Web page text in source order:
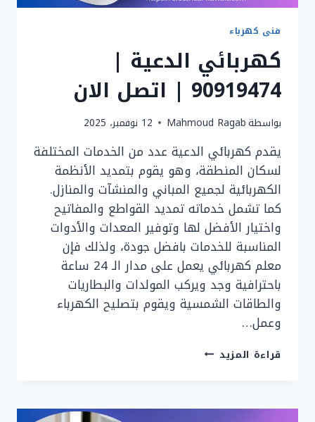
فنى كهرباء
كهربائي الدعية |
90919474 | اتصل الان
بواسطةMahmoud Ragab 12 نوفمبر، 2025
يقدم كهربائي الدعية عدد من الخدمات المختلفة
لسكان المنطقة، وهو يقوم بتمديد الأنظمة
الكهربائية لجميع المباني والمنشآت والمنازل.
كما تشمل خدماته تمديد القواطع والمفاتيح
واختيار الأفضل لها وتوفير المعدات والأدوات
المناسبة للخدمات بافضل جودة، ولذلك فإن
معلم كهربائي يعمل على مدار الـ 24 ساعة
باحترافية وجد ويركب المولدات والبطاريات
والطاقات الشمسية ويقوم بتصليح الكهرباء
وعمل…
قراءة المزيد كهربائي
|